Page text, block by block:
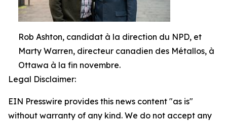
Rob Ashton, candidat à la direction du NPD, et
Marty Warren, directeur canadien des Métallos, à
Ottawa à la fin novembre.
Legal Disclaimer:
EIN Presswire provides this news content "as is"
without warranty of any kind. We do not accept any